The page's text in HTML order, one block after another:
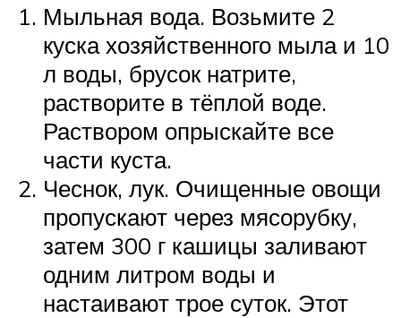
Мыльная вода. Возьмите 2
куска хозяйственного мыла и 10
л воды, брусок натрите,
растворите в тёплой воде.
Раствором опрыскайте все
части куста.
Чеснок, лук. Очищенные овощи
пропускают через мясорубку,
затем 300 г кашицы заливают
одним литром воды и
настаивают трое суток. Этот